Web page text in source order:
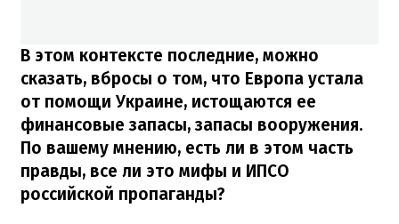
В этом контексте последние, можно
сказать, вбросы о том, что Европа устала
от помощи Украине, истощаются ее
финансовые запасы, запасы вооружения.
По вашему мнению, есть ли в этом часть
правды, все ли это мифы и ИПСО
российской пропаганды?